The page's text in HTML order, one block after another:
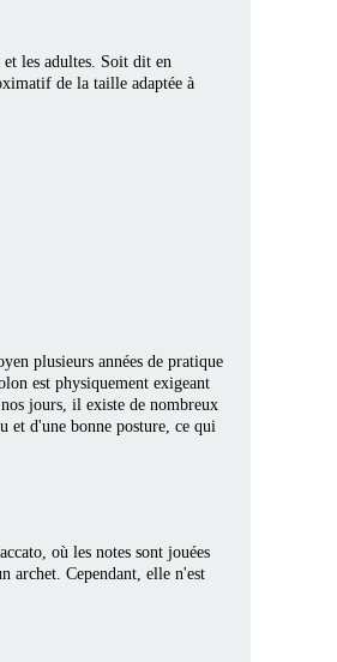
les adultes. Soit dit en
de la taille adaptée à
plusieurs années de pratique
est physiquement exigeant
jours, il existe de nombreux
et d'une bonne posture, ce qui
où les notes sont jouées
archet. Cependant, elle n'est